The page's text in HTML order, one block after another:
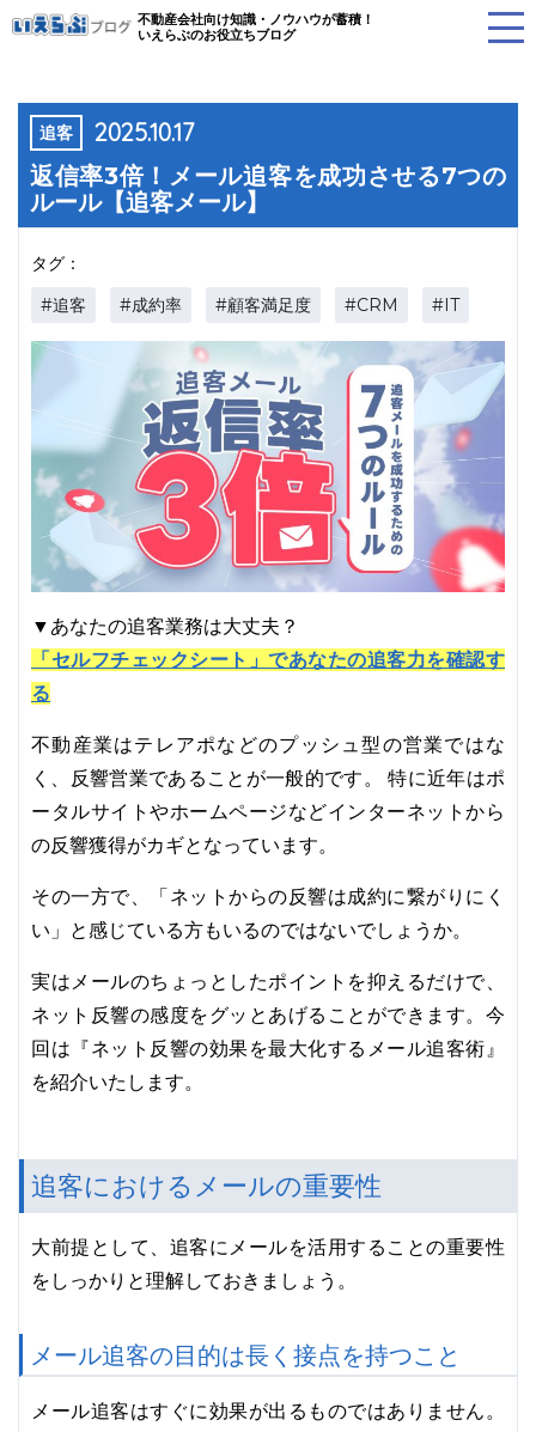
不動産会社向け知識・ノウハウが蓄積！
いえらぶのお役立ちブログ
追客 2025.10.17
返信率3倍！メール追客を成功させる7つの
ルール【追客メール】
タグ：
#追客 #成約率 #顧客満足度 #CRM #IT
▼あなたの追客業務は大丈夫？
「セルフチェックシート」であなたの追客力を確認す
る
不動産業はテレアポなどのプッシュ型の営業ではな
く、反響営業であることが一般的です。 特に近年はポ
ータルサイトやホームページなどインターネットから
の反響獲得がカギとなっています。
その一方で、「ネットからの反響は成約に繋がりにく
い」と感じている方もいるのではないでしょうか。
実はメールのちょっとしたポイントを抑えるだけで、
ネット反響の感度をグッとあげることができます。今
回は『ネット反響の効果を最大化するメール追客術』
を紹介いたします。
追客におけるメールの重要性
大前提として、追客にメールを活用することの重要性
をしっかりと理解しておきましょう。
メール追客の目的は長く接点を持つこと
メール追客はすぐに効果が出るものではありません。